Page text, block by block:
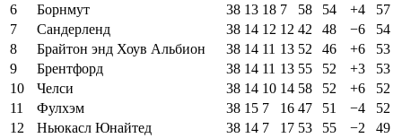
6
Борнмут 38 13 18 7 58 54 +4
57
7
Сандерленд 38 14 12 12 42 48 −6
54
8
Брайтон энд Хоув Альбион 38 14 11 13 52 46 +6
53
9
Брентфорд 38 14 11 13 55 52 +3
53
10
Челси 38 14 10 14 58 52 +6
52
11
Фулхэм 38 15 7 16 47 51 −4
52
12
Ньюкасл Юнайтед 38 14 7 17 53 55 −2
49